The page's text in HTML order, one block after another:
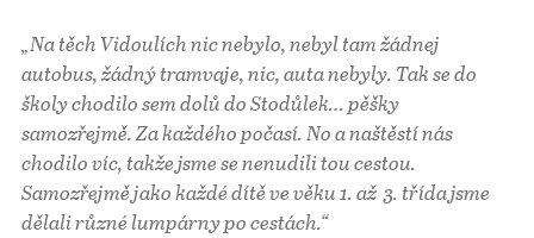
„Na těch Vidoulích nic nebylo, nebyl tam žádnej
autobus, žádný tramvaje, nic, auta nebyly. Tak se do
školy chodilo sem dolů do Stodůlek… pěšky
samozřejmě. Za každého počasí. No a naštěstí nás
chodilo víc, takže jsme se nenudili tou cestou.
Samozřejmě jako každé dítě ve věku 1. až 3. třída jsme
dělali různé lumpárny po cestách.“